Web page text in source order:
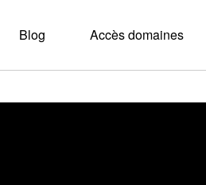
Blog Accès domaines